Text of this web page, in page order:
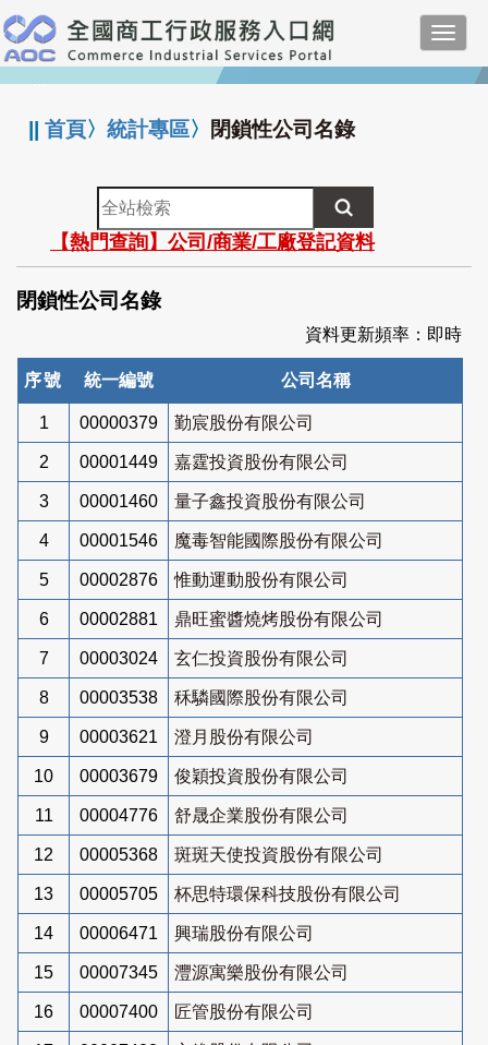
跳
到
主
要
:::
||首頁〉統計專區〉 閉鎖性公司名錄
全
站
檢
索
【熱門查詢】公司/商業/工廠登記資料
閉鎖性公司名錄
資料更新頻率：即時
序號 統一編號 公司名稱
1 00000379 勤宸股份有限公司
2 00001449 嘉霆投資股份有限公司
3 00001460 量子鑫投資股份有限公司
4 00001546 魔毒智能國際股份有限公司
5 00002876 惟動運動股份有限公司
6 00002881 鼎旺蜜醬燒烤股份有限公司
7 00003024 玄仁投資股份有限公司
8 00003538 秝驎國際股份有限公司
9 00003621 澄月股份有限公司
10 00003679 俊穎投資股份有限公司
11 00004776 舒晟企業股份有限公司
12 00005368 斑斑天使投資股份有限公司
13 00005705 杯思特環保科技股份有限公司
14 00006471 興瑞股份有限公司
15 00007345 灃源寓樂股份有限公司
16 00007400 匠管股份有限公司